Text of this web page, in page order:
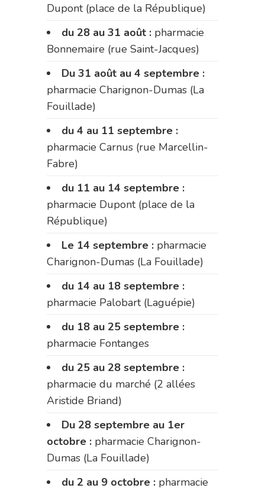
Dupont (place de la République)
du 28 au 31 août : pharmacie
Bonnemaire (rue Saint-Jacques)
Du 31 août au 4 septembre :
pharmacie Charignon-Dumas (La
Fouillade)
du 4 au 11 septembre :
pharmacie Carnus (rue Marcellin-
Fabre)
du 11 au 14 septembre :
pharmacie Dupont (place de la
République)
Le 14 septembre : pharmacie
Charignon-Dumas (La Fouillade)
du 14 au 18 septembre :
pharmacie Palobart (Laguépie)
du 18 au 25 septembre :
pharmacie Fontanges
du 25 au 28 septembre :
pharmacie du marché (2 allées
Aristide Briand)
Du 28 septembre au 1er
octobre : pharmacie Charignon-
Dumas (La Fouillade)
du 2 au 9 octobre : pharmacie